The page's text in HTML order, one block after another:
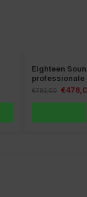
Eighteen
professionale
€793,00 €